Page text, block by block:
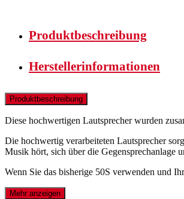
Produktbeschreibung
Herstellerinformationen
Produktbeschreibung
Diese hochwertigen Lautsprecher wurden
Die hochwertig verarbeiteten Lautsprecher
Musik hört, sich über die Gegensprechanlage
Wenn Sie das bisherige 50S verwenden und
Mehr anzeigen